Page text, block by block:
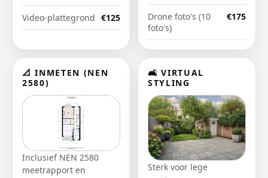
Video-plattegrond €125
Drone foto's (10
foto's)
€175
📐 INMETEN (NEN
2580)
Inclusief NEN 2580
meetrapport en
🛋️ VIRTUAL
STYLING
Sterk voor lege